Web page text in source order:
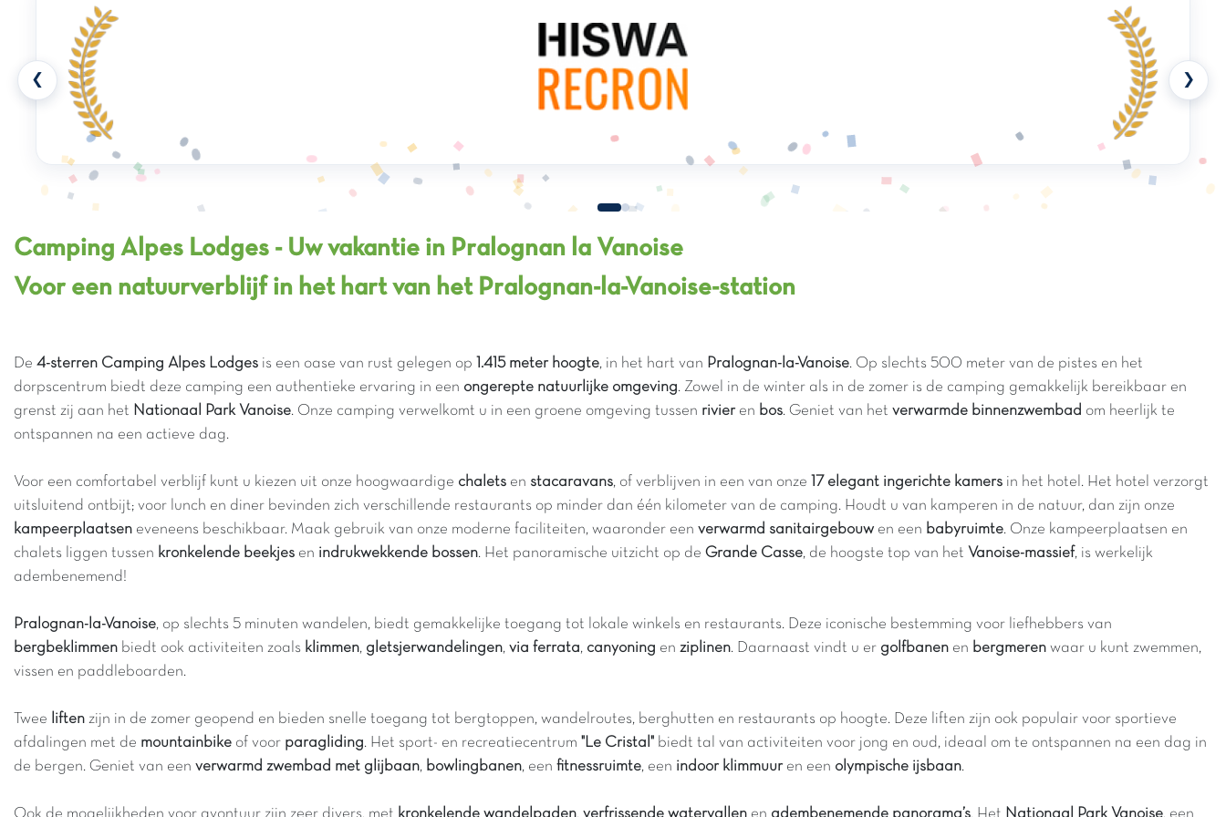
❮ ❯
Camping Alpes Lodges - Uw vakantie in Pralognan la Vanoise
Voor een natuurverblijf in het hart van het Pralognan-la-Vanoise-station
De 4-sterren Camping Alpes Lodges is een oase van rust gelegen op 1.415 meter hoogte, in het hart van Pralognan-la-Vanoise. Op slechts 500 meter van de pistes en het
dorpscentrum biedt deze camping een authentieke ervaring in een ongerepte natuurlijke omgeving. Zowel in de winter als in de zomer is de camping gemakkelijk bereikbaar en
grenst zij aan het Nationaal Park Vanoise. Onze camping verwelkomt u in een groene omgeving tussen rivieren bos. Geniet van het verwarmde binnenzwembad om heerlijk te
ontspannen na een actieve dag.
Voor een comfortabel verblijf kunt u kiezen uit onze hoogwaardige chalets en stacaravans, of verblijven in een van onze 17 elegant ingerichte kamers in het hotel. Het hotel verzorgt
uitsluitend ontbijt; voor lunch en diner bevinden zich verschillende restaurants op minder dan één kilometer van de camping. Houdt u van kamperen in de natuur, dan zijn onze
kampeerplaatsen eveneens beschikbaar. Maak gebruik van onze moderne faciliteiten, waaronder een verwarmd sanitairgebouw en een babyruimte. Onze kampeerplaatsen en
chalets liggen tussen kronkelende beekjes en indrukwekkende bossen. Het panoramische uitzicht op de Grande Casse, de hoogste top van het Vanoise-massief, is werkelijk
adembenemend!
Pralognan-la-Vanoise, op slechts 5 minuten wandelen, biedt gemakkelijke toegang tot lokale winkels en restaurants. Deze iconische bestemming voor liefhebbers van
bergbeklimmen biedt ook activiteiten zoals klimmen, gletsjerwandelingen, via ferrata, canyoning en ziplinen. Daarnaast vindt u er golfbanen en bergmeren waar u kunt zwemmen,
vissen en paddleboarden.
Twee liften zijn in de zomer geopend en bieden snelle toegang tot bergtoppen, wandelroutes, berghutten en restaurants op hoogte. Deze liften zijn ook populair voor sportieve
afdalingen met de mountainbike of voor paragliding. Het sport- en recreatiecentrum "Le Cristal" biedt tal van activiteiten voor jong en oud, ideaal om te ontspannen na een dag in
de bergen. Geniet van een verwarmd zwembad met glijbaan, bowlingbanen, een fitnessruimte, een indoor klimmuuren een olympische ijsbaan.
Ook de mogelijkheden voor avontuur zijn zeer divers, met kronkelende wandelpaden, verfrissende watervallen en adembenemende panorama’s. Het Nationaal Park Vanoise, een